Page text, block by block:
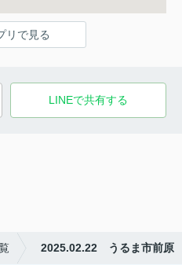
リで見る
LINEで共有する
2025.02.22 うるま市前原